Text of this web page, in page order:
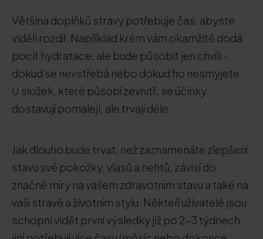
Většina doplňků stravy potřebuje čas, abyste
viděli rozdíl. Například krém vám okamžitě dodá
pocit hydratace, ale bude působit jen chvíli -
dokud se nevstřebá nebo dokud ho nesmyjete.
U složek, které působí zevnitř, se účinky
dostavují pomaleji, ale trvají déle.
Jak dlouho bude trvat, než zaznamenáte zlepšení
stavu své pokožky, vlasů a nehtů, závisí do
značné míry na vašem zdravotním stavu a také na
vaší stravě a životním stylu. Někteří uživatelé jsou
schopni vidět první výsledky již po 2-3 týdnech,